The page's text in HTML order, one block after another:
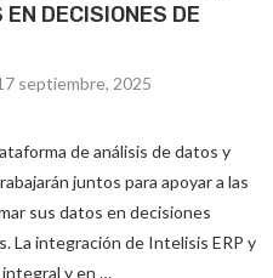
DECISIONES DE
septiembre, 2025
de análisis de datos y
juntos para apoyar a las
sus datos en decisiones
La integración de Intelisis ERP y
integral y en …